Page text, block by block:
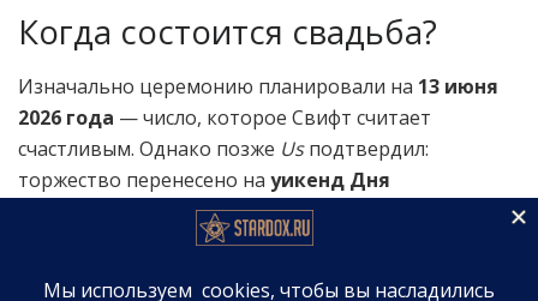
Когда состоится свадьба?
Изначально церемонию планировали на 13 июня
2026 года — число, которое Свифт считает
счастливым. Однако позже Usподтвердил:
торжество перенесено на уикенд Дня
независимости (4 июля) 2026 года